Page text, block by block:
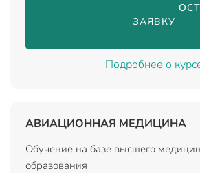
ЗАЯВКУ
Подробнее о
АВИАЦИОННАЯ МЕДИЦИНА
Обучение на базе высшего
образования